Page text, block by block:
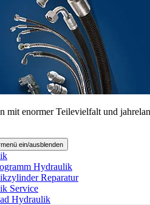
mit enormer Teilevielfalt und
ein/ausblenden
Hydraulik
Reparatur
Service
Hydraulik